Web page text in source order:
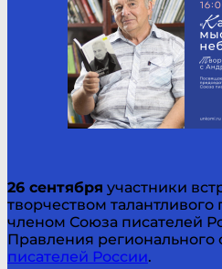
26 сентября участники
творчеством талантливого
членом Союза писателей
Правления регионального
писателей России.